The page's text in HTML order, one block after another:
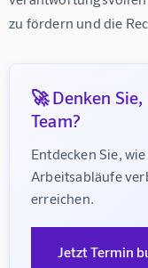
zu fördern und die
🚀 Denken
Team?
Entdecken Sie,
Arbeitsabläufe
erreichen.
Jetzt Termin